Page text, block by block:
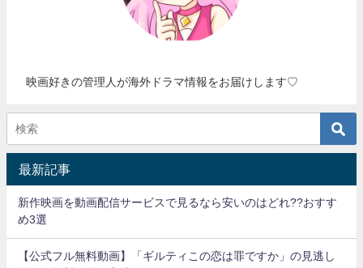
映画好きの管理人が海外ドラマ情報をお届けします♡
最新記事
新作映画を動画配信サービスで見るなら安いのはどれ??おすす
め3選
【公式フル無料動画】「ギルティこの恋は罪ですか」の見逃し